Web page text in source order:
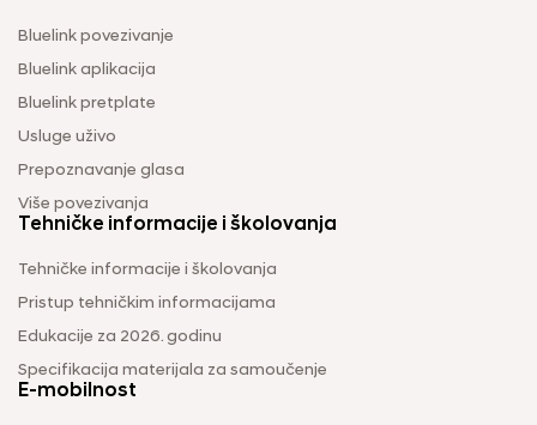
Bluelink povezivanje
Bluelink aplikacija
Bluelink pretplate
Usluge uživo
Prepoznavanje glasa
Više povezivanja
Tehničke informacije i školovanja
Tehničke informacije i školovanja
Pristup tehničkim informacijama
Edukacije za 2026. godinu
Specifikacija materijala za samoučenje
E-mobilnost